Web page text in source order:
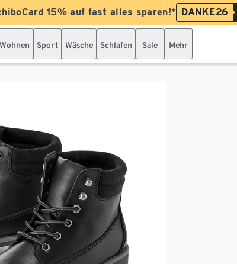
15% auf fast alles sparen!* DANKE26
Wohnen Sport Wäsche Schlafen Sale Mehr